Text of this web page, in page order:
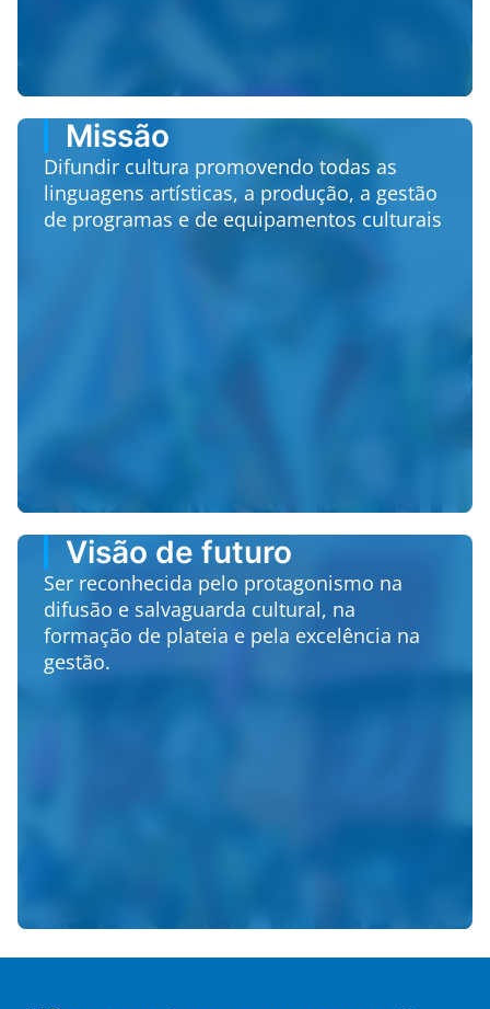
Missão
Difundir cultura promovendo todas as
linguagens artísticas, a produção, a gestão
de programas e de equipamentos culturais
Visão de futuro
Ser reconhecida pelo protagonismo na
difusão e salvaguarda cultural, na
formação de plateia e pela excelência na
gestão.